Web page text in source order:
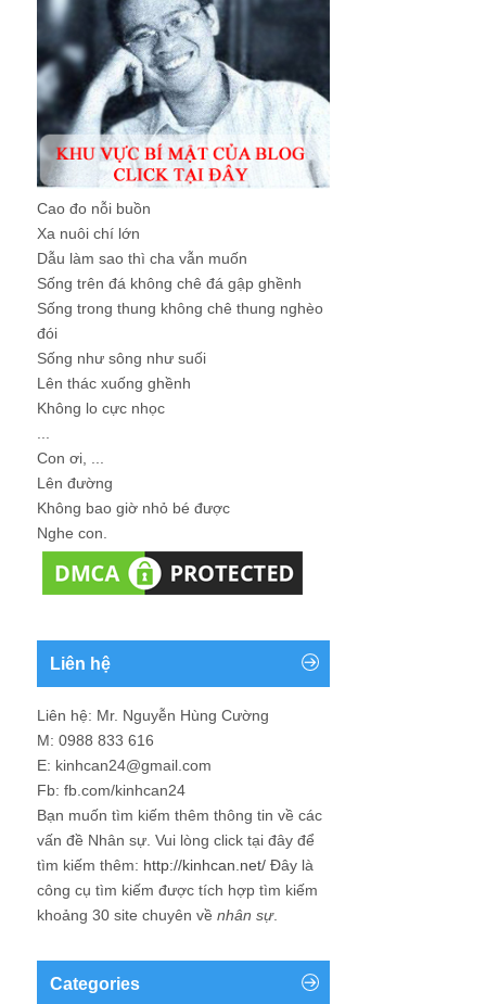
Cao đo nỗi buồn
Xa nuôi chí lớn
Dẫu làm sao thì cha vẫn muốn
Sống trên đá không chê đá gập ghềnh
Sống trong thung không chê thung nghèo
đói
Sống như sông như suối
Lên thác xuống ghềnh
Không lo cực nhọc
Con ơi, ...
Lên đường
Không bao giờ nhỏ bé được
Nghe con.
Liên hệ
Liên hệ: Mr. Nguyễn Hùng Cường
M: 0988 833 616
E: kinhcan24@gmail.com
Fb: fb.com/kinhcan24
Bạn muốn tìm kiếm thêm thông tin về các
vấn đề Nhân sự . Vui lòng click tại đây để
tìm kiếm thêm: http://kinhcan.net/ Đây là
công cụ tìm kiếm được tích hợp tìm kiếm
khoảng 30 site chuyên về nhân sự.
Categories